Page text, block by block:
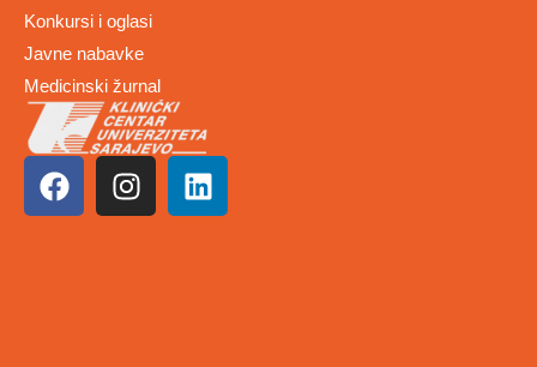
Konkursi i oglasi
Javne nabavke
Medicinski žurnal